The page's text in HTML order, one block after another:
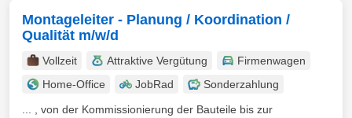
Montageleiter - Planung / Koordination /
Qualität m/w/d
Vollzeit Attraktive Vergütung
Firmenwagen
Home-Office
JobRad
Sonderzahlung
... , von der Kommissionierung der Bauteile bis zur